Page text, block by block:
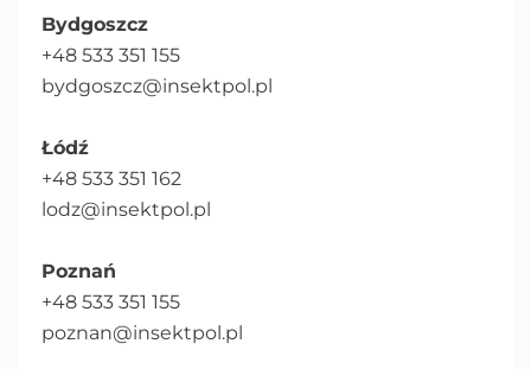
Bydgoszcz
+48 533 351 155
bydgoszcz@insektpol.pl
Łódź
+48 533 351 162
lodz@insektpol.pl
Poznań
+48 533 351 155
poznan@insektpol.pl